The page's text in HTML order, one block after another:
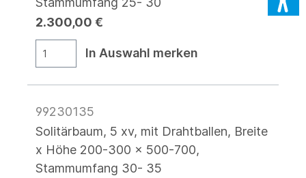
2.300,00 €
In Auswahl merken
99230135
Solitärbaum, 5 xv, mit Drahtballen, Breite
x Höhe 200-300 x 500-700,
Stammumfang 30- 35